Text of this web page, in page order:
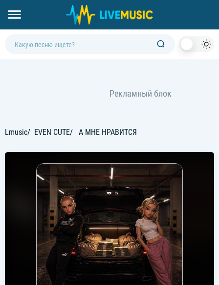
Lmusic EVEN CUTE А МНЕ НРАВИТСЯ